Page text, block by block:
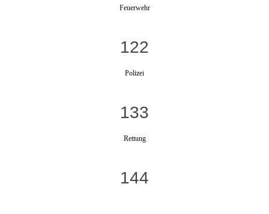
Feuerwehr
122
Polizei
133
Rettung
144